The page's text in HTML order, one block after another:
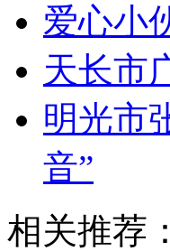
爱心小
天长市
明光市
音”
相关推荐：